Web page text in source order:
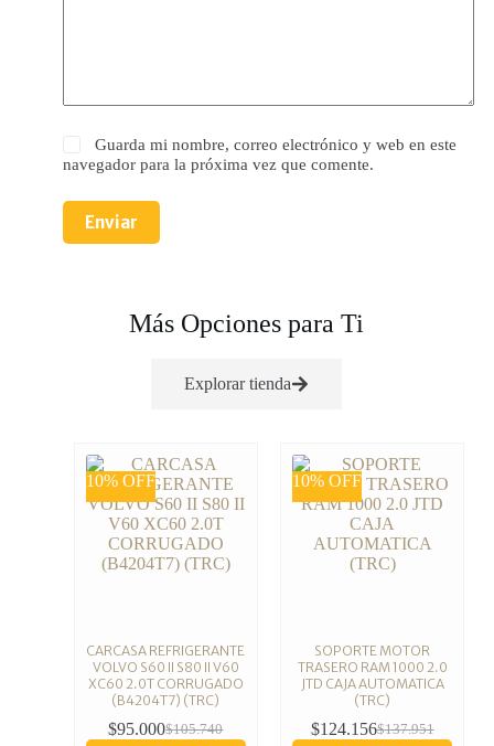
Guarda mi nombre, correo electrónico y web en este
navegador para la próxima vez que comente.
Enviar
Más Opciones para Ti
Explorar tienda
10% OFF
CARCASA REFRIGERANTE
VOLVO S60 II S80 II V60
XC60 2.0T CORRUGADO
(B4204T7) (TRC)
$105.740
$95.000
10% OFF
SOPORTE MOTOR
TRASERO RAM 1000 2.0
JTD CAJA AUTOMATICA
(TRC)
$137.951
$124.156